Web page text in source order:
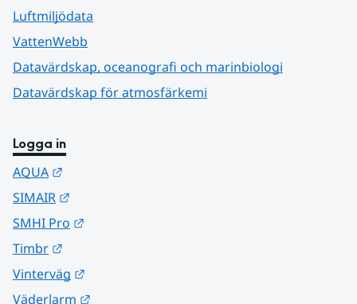
Luftmiljödata
VattenWebb
Datavärdskap, oceanografi och marinbiologi
Datavärdskap för atmosfärkemi
Logga in
AQUA
SIMAIR
SMHI Pro
Timbr
Vinterväg
Väderlarm